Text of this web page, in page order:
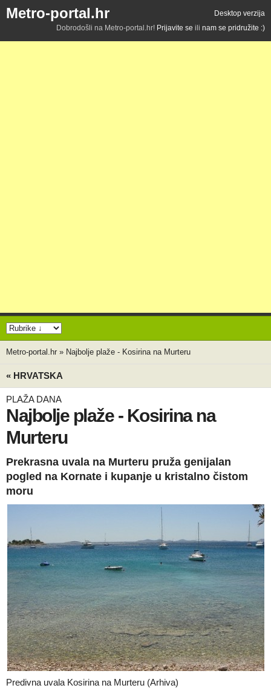
Metro-portal.hr
Desktop verzija
Dobrodošli na Metro-portal.hr! Prijavite se ili nam se pridružite :)
Metro-portal.hr » Najbolje plaže - Kosirina na Murteru
« HRVATSKA
PLAŽA DANA
Najbolje plaže - Kosirina na
Murteru
Prekrasna uvala na Murteru pruža genijalan
pogled na Kornate i kupanje u kristalno čistom
moru
Predivna uvala Kosirina na Murteru (Arhiva)